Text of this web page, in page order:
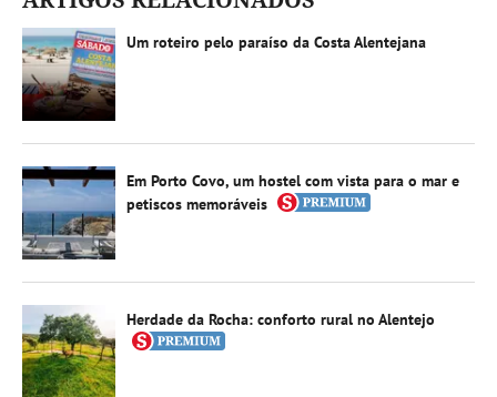
Um roteiro pelo paraíso da Costa Alentejana
Em Porto Covo, um hostel com vista para o mar e
petiscos memoráveis
Herdade da Rocha: conforto rural no Alentejo